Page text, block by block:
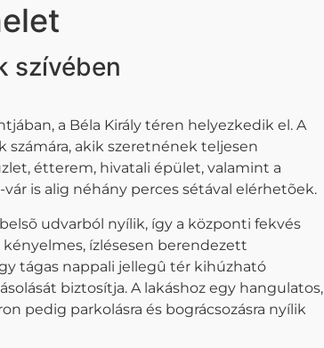
szívében
a Béla Király téren helyezkedik el. A
akik szeretnének teljesen
étterem, hivatali épület, valamint a
is alig néhány perces sétával elérhetõek.
udvarból nyílik, így a központi fekvés
ízlésesen berendezett
tágas nappali jellegû tér kihúzható
biztosítja. A lakáshoz egy hangulatos,
pedig parkolásra és bográcsozásra nyílik